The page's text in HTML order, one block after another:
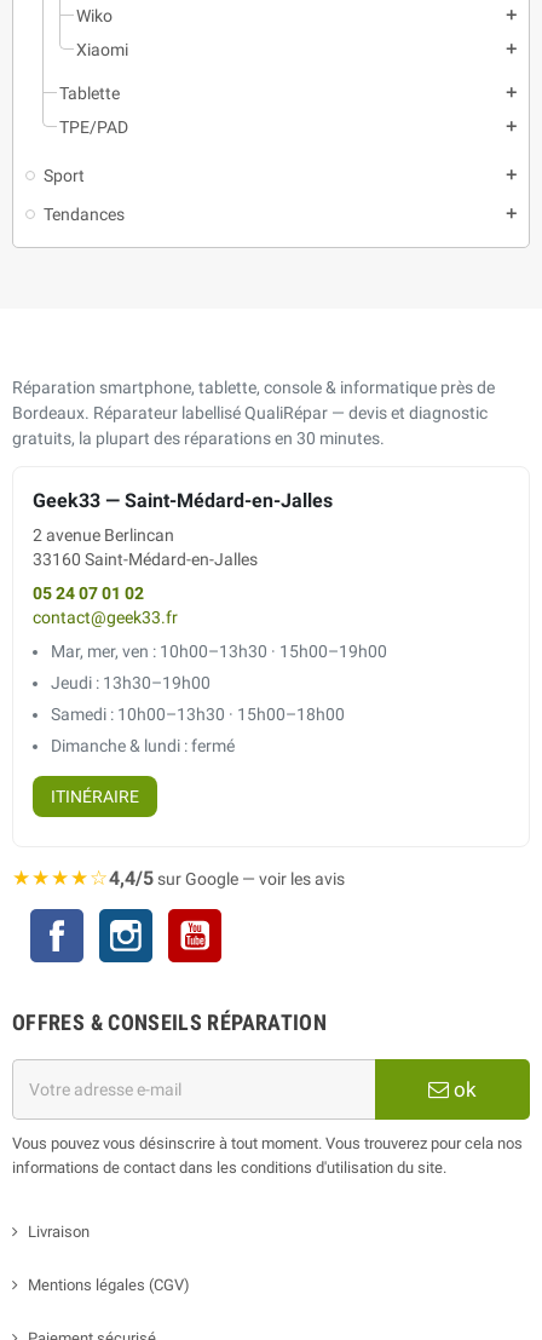
Wiko add
Xiaomi add
Tablette add
TPE/PAD add
Sport add
Tendances add
Réparation smartphone, tablette, console & informatique près de
Bordeaux. Réparateur labellisé QualiRépar — devis et diagnostic
gratuits, la plupart des réparations en 30 minutes.
Geek33 — Saint-Médard-en-Jalles
2 avenue Berlincan
33160 Saint-Médard-en-Jalles
05 24 07 01 02
contact@geek33.fr
Mar, mer, ven : 10h00–13h30 · 15h00–19h00
Jeudi : 13h30–19h00
Samedi : 10h00–13h30 · 15h00–18h00
Dimanche & lundi : fermé
ITINÉRAIRE
★★★★☆4,4/5sur Google — voir les avis
Facebook Instagram
OFFRES & CONSEILS RÉPARATION
ok
Vous pouvez vous désinscrire à tout moment. Vous trouverez pour cela nos
informations de contact dans les conditions d'utilisation du site.
Livraison
Mentions légales (CGV)